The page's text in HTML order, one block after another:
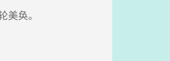
奂。